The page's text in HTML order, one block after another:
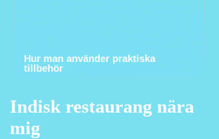
Hur man använder praktiska
tillbehör
Indisk restaurang nära
mig